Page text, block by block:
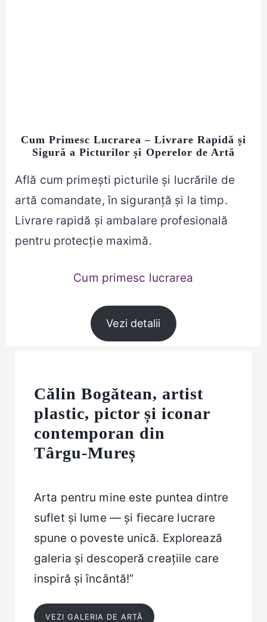
Cum Primesc Lucrarea – Livrare Rapidă și
Sigură a Picturilor și Operelor de Artă
Află cum primești picturile și lucrările de
artă comandate, în siguranță și la timp.
Livrare rapidă și ambalare profesională
pentru protecție maximă.
Cum primesc lucrarea
Vezi detalii
Călin Bogătean, artist
plastic, pictor și iconar
contemporan din
Târgu‑Mureș
Arta pentru mine este puntea dintre
suflet și lume — și fiecare lucrare
spune o poveste unică. Explorează
galeria și descoperă creațiile care
inspiră și încântă!”
VEZI GALERIA DE ARTĂ